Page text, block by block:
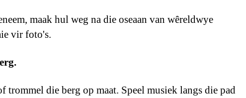
maak hul weg na die oseaan van wêreldwye
vir foto's.
die berg op maat. Speel musiek langs die pad